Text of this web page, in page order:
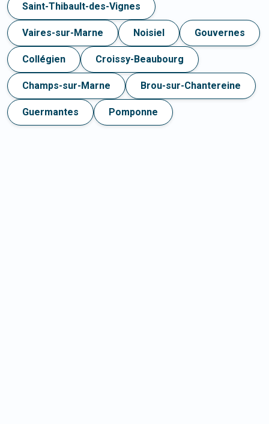
Saint-Thibault-des-Vignes
Vaires-sur-Marne Noisiel Gouvernes
Collégien Croissy-Beaubourg
Champs-sur-Marne Brou-sur-Chantereine
Guermantes Pomponne